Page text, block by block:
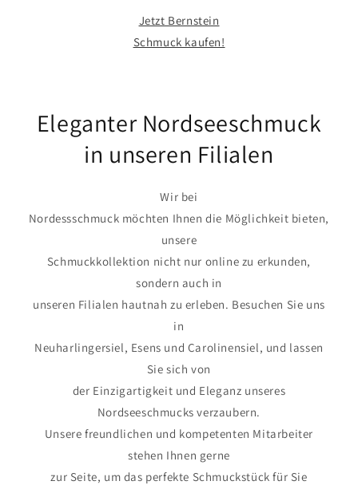
Jetzt Bernstein
Schmuck kaufen!
Eleganter Nordseeschmuck
in unseren Filialen
Wir bei
Nordessschmuck möchten Ihnen die Möglichkeit bieten,
unsere
Schmuckkollektion nicht nur online zu erkunden,
sondern auch in
unseren Filialen hautnah zu erleben. Besuchen Sie uns
in
Neuharlingersiel, Esens und Carolinensiel, und lassen
Sie sich von
der Einzigartigkeit und Eleganz unseres
Nordseeschmucks verzaubern.
Unsere freundlichen und kompetenten Mitarbeiter
stehen Ihnen gerne
zur Seite, um das perfekte Schmuckstück für Sie